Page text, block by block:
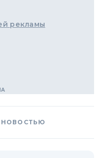
рекламы
НОВОСТЬЮ